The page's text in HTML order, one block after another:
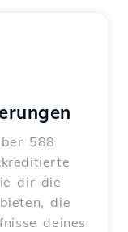
588
dir die
die
deines